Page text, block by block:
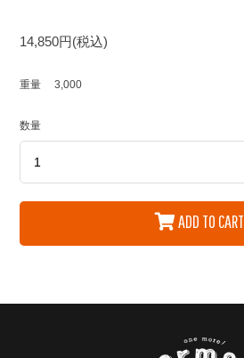
14,850円(税込)
重量 3,000
数量
ADD TO CART